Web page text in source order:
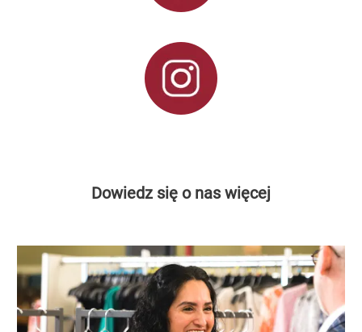
Dowiedz się o nas więcej